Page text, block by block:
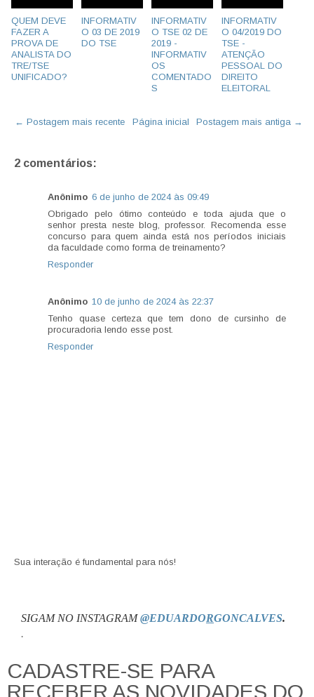
QUEM DEVE
FAZER A
PROVA DE
ANALISTA DO
TRE/TSE
UNIFICADO?
INFORMATIV
O 03 DE 2019
DO TSE
INFORMATIV
O TSE 02 DE
2019 -
INFORMATIV
OS
COMENTADO
S
INFORMATIV
O 04/2019 DO
TSE -
ATENÇÃO
PESSOAL DO
DIREITO
ELEITORAL
← Postagem mais recente Postagem mais antiga →
Página inicial
2 comentários:
Anônimo 6 de junho de 2024 às 09:49
Obrigado pelo ótimo conteúdo e toda ajuda que o
senhor presta neste blog, professor. Recomenda esse
concurso para quem ainda está nos períodos iniciais
da faculdade como forma de treinamento?
Responder
Anônimo 10 de junho de 2024 às 22:37
Tenho quase certeza que tem dono de cursinho de
procuradoria lendo esse post.
Responder
Sua interação é fundamental para nós!
SIGAM NO INSTAGRAM@EDUARDORGONCALVES.
.
CADASTRE-SE PARA
RECEBER AS NOVIDADES DO